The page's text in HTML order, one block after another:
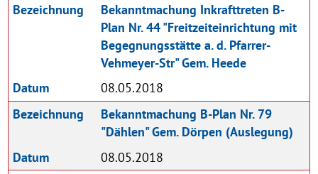
Datum 08.05.2018
Bezeichnung
Bekanntmachung Inkrafttreten B-
Plan Nr. 44 "Freitzeiteinrichtung mit
Begegnungsstätte a. d. Pfarrer-
Vehmeyer-Str" Gem. Heede
Datum 08.05.2018
Bezeichnung
Bekanntmachung B-Plan Nr. 79
"Dählen" Gem. Dörpen (Auslegung)